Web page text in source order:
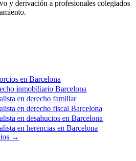
y derivación a profesionales colegiados
en Barcelona
inmobiliario Barcelona
en derecho familiar
en derecho fiscal Barcelona
en desahucios en Barcelona
en herencias en Barcelona
→